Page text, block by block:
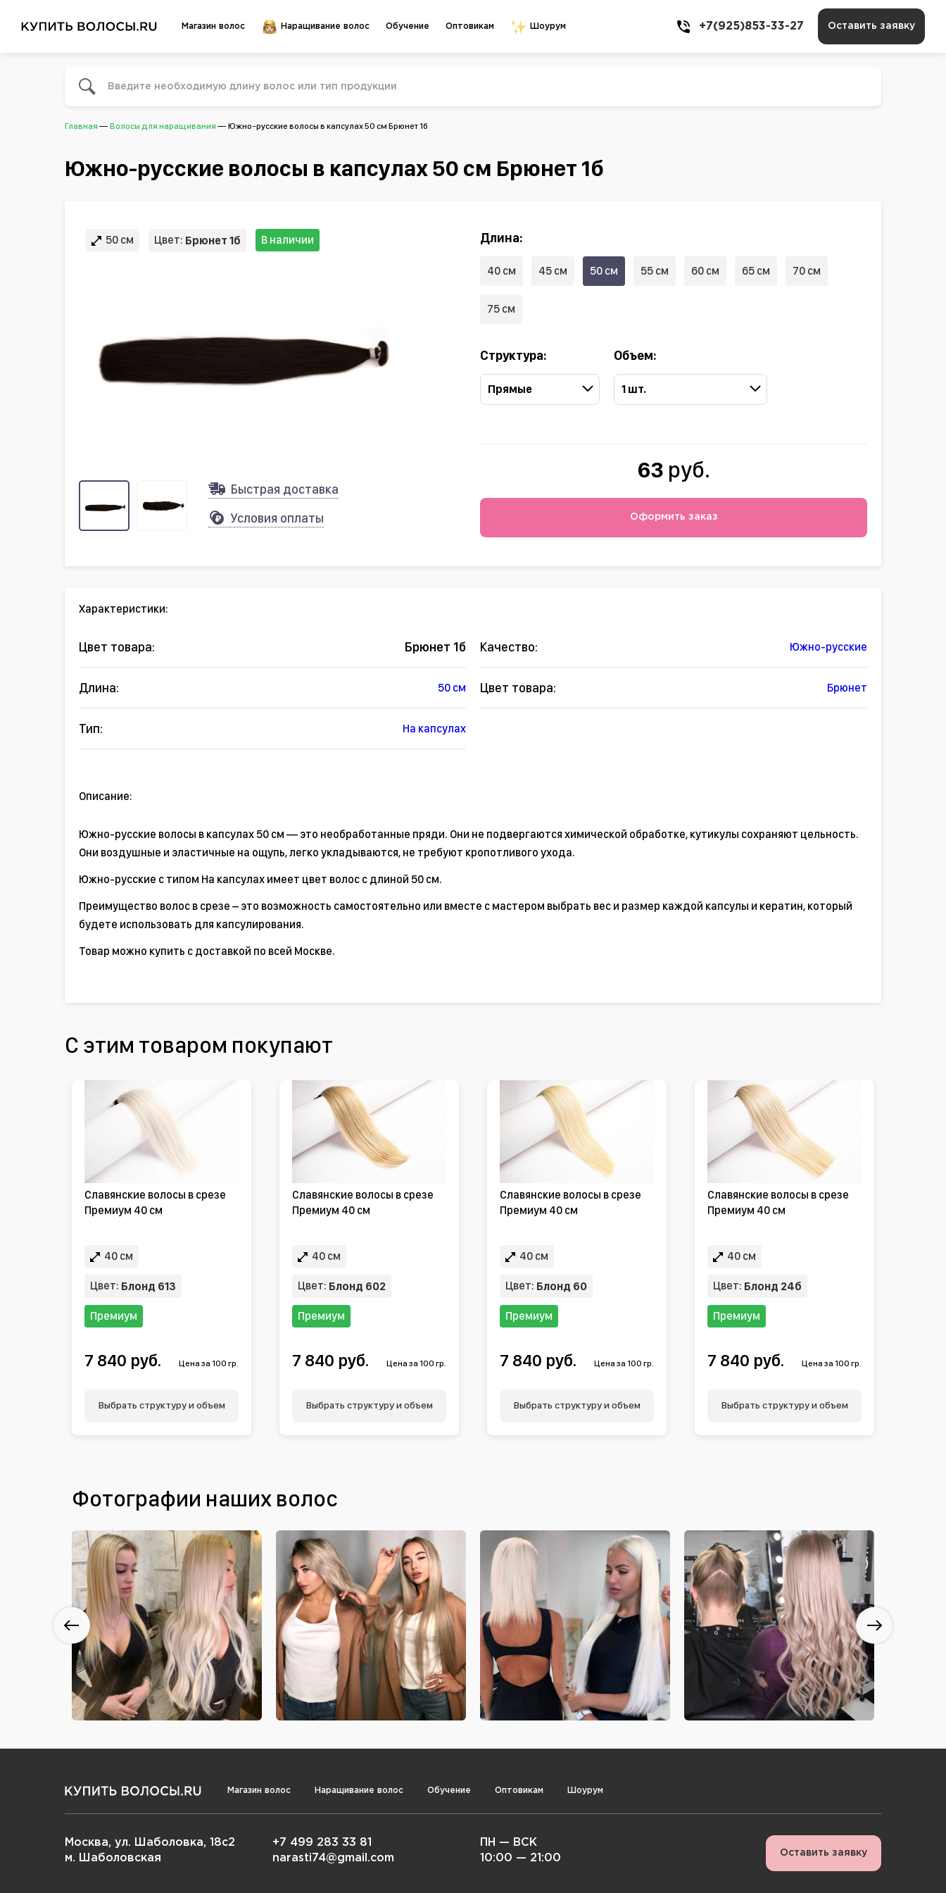
Магазин волос Наращивание волос Обучение Оптовикам Шоурум +7(925)853-33-27 Оставить заявку
Главная Волосы для наращивания Южно-русские волосы в капсулах 50 см Брюнет 1б
Южно-русские волосы в капсулах 50 см Брюнет 1б
50 см Цвет: Брюнет 1б В наличии
Быстрая доставка
Условия оплаты
Длина:
40 см 45 см 50 см 55 см 60 см 65 см 70 см
75 см
Структура:
Прямые
Объем:
1 шт.
63 руб.
Оформить заказ
Характеристики:
Цвет товара: Брюнет 1б Качество: Южно-русские
Длина: 50 см Цвет товара: Брюнет
Тип: На капсулах
Описание:
Южно-русские волосы в капсулах 50 см — это необработанные пряди. Они не подвергаются химической обработке, кутикулы сохраняют цельность.
Они воздушные и эластичные на ощупь, легко укладываются, не требуют кропотливого ухода.
Южно-русские с типом На капсулах имеет цвет волос с длиной 50 см.
Преимущество волос в срезе – это возможность самостоятельно или вместе с мастером выбрать вес и размер каждой капсулы и кератин, который
будете использовать для капсулирования.
Товар можно купить с доставкой по всей Москве.
С этим товаром покупают
Славянские волосы в срезе
Премиум 40 см
40 см
Цвет: Блонд 613
Премиум
7 840 руб. Цена за 100 гр.
Выбрать структуру и объем
Славянские волосы в срезе
Премиум 40 см
40 см
Цвет: Блонд 602
Премиум
7 840 руб. Цена за 100 гр.
Выбрать структуру и объем
Славянские волосы в срезе
Премиум 40 см
40 см
Цвет: Блонд 60
Премиум
7 840 руб. Цена за 100 гр.
Выбрать структуру и объем
Славянские волосы в срезе
Премиум 40 см
40 см
Цвет: Блонд 24б
Премиум
7 840 руб. Цена за 100 гр.
Выбрать структуру и объем
Фотографии наших волос
Магазин волос Наращивание волос Обучение Оптовикам Шоурум
Москва, ул. Шаболовка, 18с2
м. Шаболовская
+7 499 283 33 81
narasti74@gmail.com
ПН — ВСК
10:00 — 21:00
Оставить заявку